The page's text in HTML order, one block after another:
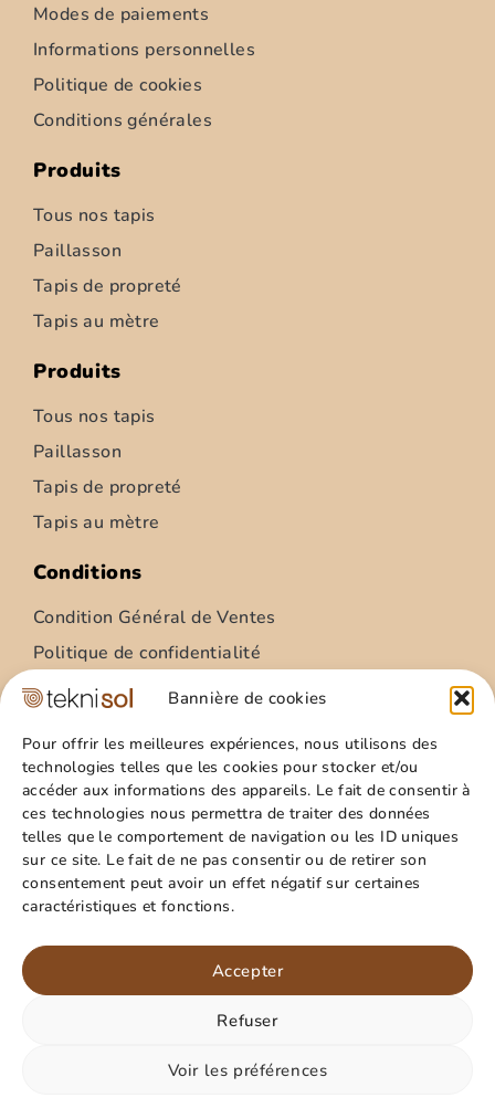
Bannière de cookies
Pour offrir les meilleures expériences, nous utilisons des
technologies telles que les cookies pour stocker et/ou
accéder aux informations des appareils. Le fait de consentir à
ces technologies nous permettra de traiter des données
telles que le comportement de navigation ou les ID uniques
sur ce site. Le fait de ne pas consentir ou de retirer son
consentement peut avoir un effet négatif sur certaines
caractéristiques et fonctions.
Accepter
Refuser
Voir les préférences
Modes de paiements
Informations personnelles
Politique de cookies
Conditions générales
Produits
Tous nos tapis
Paillasson
Tapis de propreté
Tapis au mètre
Produits
Tous nos tapis
Paillasson
Tapis de propreté
Tapis au mètre
Conditions
Condition Général de Ventes
Politique de confidentialité
Condition Général Utilisation
Site
Qui sommes nous ?
Guide pratique
Favoris
Rejoignez nous sur les